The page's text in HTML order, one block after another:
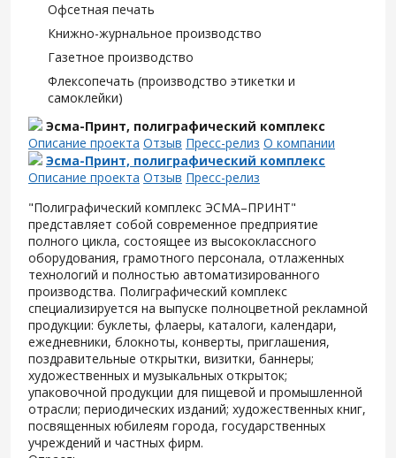
Офсетная печать
Книжно-журнальное производство
Газетное производство
Флексопечать (производство этикетки и
самоклейки)
Эсма-Принт, полиграфический комплекс
Описание проекта Отзыв Пресс-релиз О компании
Эсма-Принт, полиграфический комплекс
Описание проекта Отзыв Пресс-релиз
"Полиграфический комплекс ЭСМА–ПРИНТ"
представляет собой современное предприятие
полного цикла, состоящее из высококлассного
оборудования, грамотного персонала, отлаженных
технологий и полностью автоматизированного
производства. Полиграфический комплекс
специализируется на выпуске полноцветной рекламной
продукции: буклеты, флаеры, каталоги, календари,
ежедневники, блокноты, конверты, приглашения,
поздравительные открытки, визитки, баннеры;
художественных и музыкальных открыток;
упаковочной продукции для пищевой и промышленной
отрасли; периодических изданий; художественных книг,
посвященных юбилеям города, государственных
учреждений и частных фирм.